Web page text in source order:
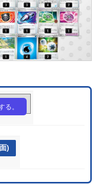
る。
)